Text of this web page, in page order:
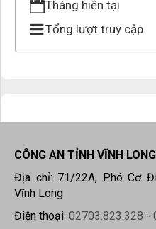
Tháng hiện tại
Tổng lượt truy cập
CÔNG AN TỈNH VĨNH LONG
Địa chỉ: 71/22A, Phó Cơ
Vĩnh Long
Điện thoại: 02703.823.328 -